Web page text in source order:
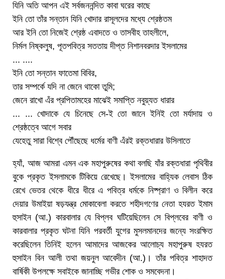
যিনি অতি আপন এই সর্বজননন্দিত কাবা ঘরের কাছে
ইনি তো তাঁর সন্তান যিনি খোদার রাসূলদের মধ্যে শ্রেষ্ঠতম
আর ইনি তো নিজেই শ্রেষ্ঠ এবাদতে ও তাসবীহ তাহলীলে,
নির্মল নিষ্কলুষ, পূতপবিত্র সততায় দীপ্ত নিশানবরদার ইসলামের
... ....
ইনি তো সন্তান ফাতেমা বিবির,
তার সম্পর্কে যদি না জেনে থাকো তুমি;
জেনে রাখো এঁর প্রপিতামহের মাঝেই সমাপ্তি নবুয়্যত ধারার
... ... খোদাকে যে চিনেছে সে-ই তো জানে ইনিই তো মর্যাদায় ও
শ্রেষ্ঠত্বে আগে সবার
যেহেতু সারা বিশ্বে পৌঁছেছে ধর্মের বাণী এঁরই রক্তধারার উসিলাতে
হ্যাঁ, আজ আমরা এমন এক মহাপুরুষের কথা বলছি যাঁর রক্তধারা পৃথিবীর
বুকে প্রকৃত ইসলামকে টিকিয়ে রেখেছে। ইসলামের বাহ্যিক লেবাস ঠিক
রেখে ভেতর থেকে ধীরে ধীরে এ পবিত্র ধর্মকে নিষ্প্রাণ ও বিলীন করে
দেয়ার উমাইয়া ষড়যন্ত্র মোকাবেলা করতে শহীদগণের নেতা হযরত ইমাম
হুসাইন (আ.) কারবালার যে বিপ্লব ঘটিয়েছিলেন সে বিপ্লবের বাণী ও
কারবালার প্রকৃত ঘটনা যিনি পরবর্তী যুগের মুসলমানদের জন্যে সংরক্ষিত
করেছিলেন তিনিই হলেন আমাদের আজকের আলোচ্য মহাপুরুষ হযরত
হুসাইন বিন আলী তথা জয়নুল আবেদীন (আ.)। তাঁর পবিত্র শাহাদত
বার্ষিকী উপলক্ষে সবাইকে জানাচ্ছি গভীর শোক ও সমবেদনা।